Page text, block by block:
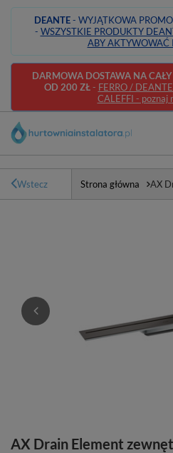
DEANTE- WYJĄTKOWA
- WSZYSTKIE PRODUKTY
ABY AKTYWOWAĆ
DARMOWA DOSTAWA NA
OD 200 ZŁ- FERRO /
CALEFFI - poznaj
Wstecz Strona główna AX
AX Drain Element